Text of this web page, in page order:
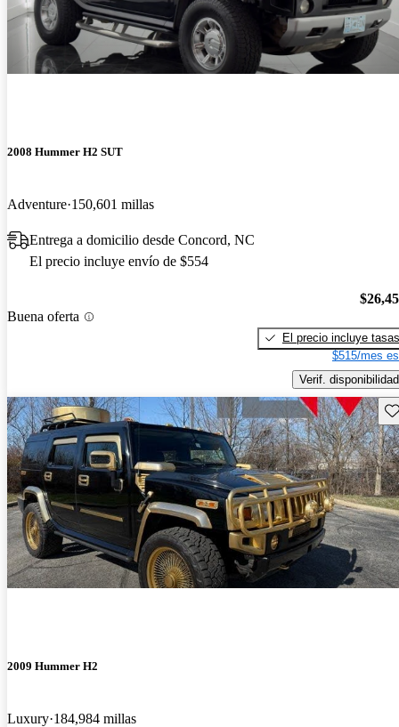
2008 Hummer H2 SUT
Adventure 150,601 millas
Entrega a domicilio desde Concord, NC
El precio incluye envío de $554
Buena oferta
El precio incluye tasas
$515/mes
Verif. disponibilidad
2009 Hummer H2
Luxury 184,984 millas